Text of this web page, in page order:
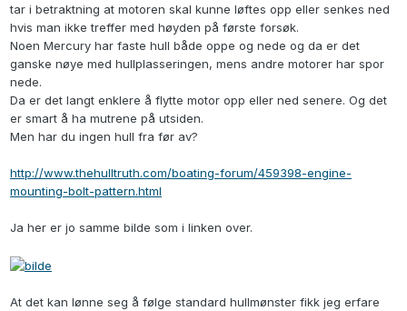
tar i betraktning at motoren skal kunne løftes opp eller senkes ned
hvis man ikke treffer med høyden på første forsøk.
Noen Mercury har faste hull både oppe og nede og da er det
ganske nøye med hullplasseringen, mens andre motorer har spor
nede.
Da er det langt enklere å flytte motor opp eller ned senere. Og det
er smart å ha mutrene på utsiden.
Men har du ingen hull fra før av?
http://www.thehulltruth.com/boating-forum/459398-engine-
mounting-bolt-pattern.html
Ja her er jo samme bilde som i linken over.
At det kan lønne seg å følge standard hullmønster fikk jeg erfare